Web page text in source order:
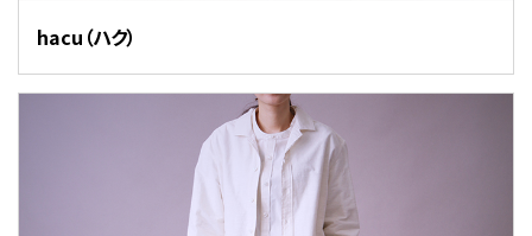
hacu（ハク）